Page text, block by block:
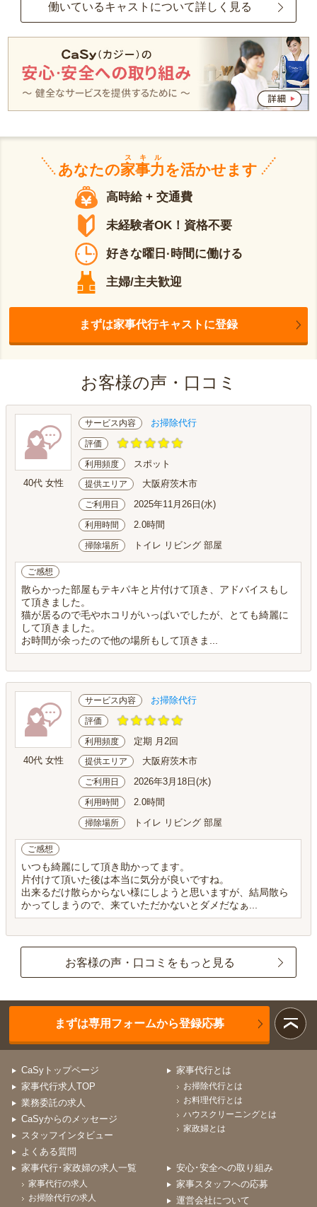
働いているキャストについて詳しく見る
あなたの家事力
スキル
を活かせます
高時給 + 交通費
未経験者OK！資格不要
好きな曜日·時間に働ける
主婦/主夫歓迎
まずは家事代行キャストに登録
お客様の声・口コミ
40代 女性
サービス内容 お掃除代行
評価
利用頻度 スポット
提供エリア 大阪府茨木市
ご利用日 2025年11月26日(水)
利用時間 2.0時間
掃除場所 トイレ リビング 部屋
ご感想
散らかった部屋もテキパキと片付けて頂き、アドバイスもし
て頂きました。
猫が居るので毛やホコリがいっぱいでしたが、とても綺麗に
して頂きました。
お時間が余ったので他の場所もして頂きま...
40代 女性
サービス内容 お掃除代行
評価
利用頻度 定期 月2回
提供エリア 大阪府茨木市
ご利用日 2026年3月18日(水)
利用時間 2.0時間
掃除場所 トイレ リビング 部屋
ご感想
いつも綺麗にして頂き助かってます。
片付けて頂いた後は本当に気分が良いですね。
出来るだけ散らからない様にしようと思いますが、結局散ら
かってしまうので、来ていただかないとダメだなぁ...
お客様の声・口コミをもっと見る
まずは専用フォームから登録応募
CaSyトップページ
家事代行求人TOP
業務委託の求人
CaSyからのメッセージ
スタッフインタビュー
よくある質問
家事代行とは
お掃除代行とは
お料理代行とは
ハウスクリーニングとは
家政婦とは
家事代行･家政婦の求人一覧
家事代行の求人
お掃除代行の求人
安心･安全への取り組み
家事スタッフへの応募
運営会社について